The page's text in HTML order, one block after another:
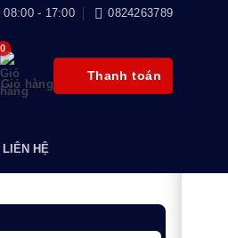
08:00 - 17:00 0824263789
Giỏ hàng
Thanh toán
LIÊN HỆ